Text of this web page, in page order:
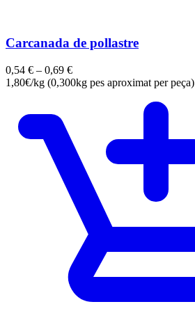
Carcanada de pollastre
0,54 € – 0,69 €
1,80€/kg (0,300kg pes aproximat per peça)